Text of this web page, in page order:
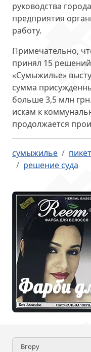
руководства
предприятия
работу.
Примечательно,
принял 15
«Сумыжилье»
сумма
больше 3,5 млн грн
искам к
продолжается
сумыжилье пикет
решение суда
Вгору